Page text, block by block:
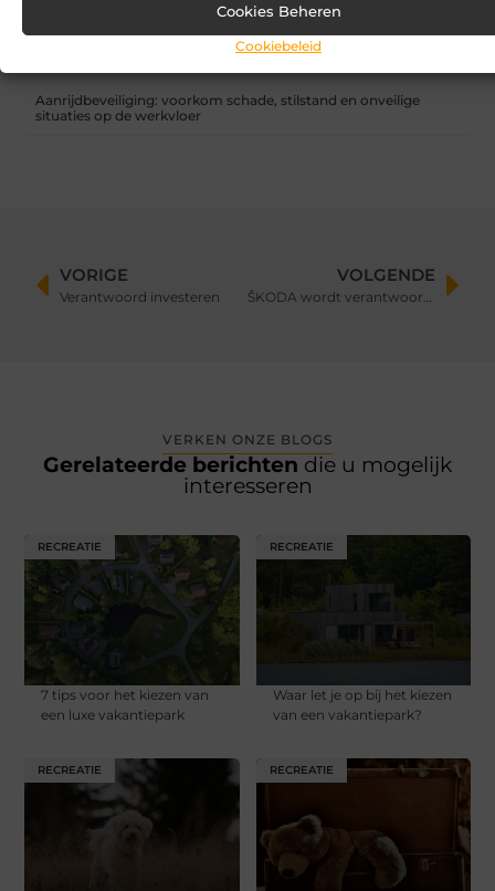
Cookies Beheren
Cookiebeleid
Zandbak schoon en diervriendelijk houden
Vind de perfecte garage in Eerbeek
Aanrijdbeveiliging: voorkom schade, stilstand en onveilige
situaties op de werkvloer
VORIGE
Verantwoord investeren
VOLGENDE
ŠKODA wordt verantwoordelijk voor de doorontwikkeling van het bestaande MQB-A0 Platform
VERKEN ONZE BLOGS
Gerelateerde berichten die u mogelijk
interesseren
RECREATIE
7 tips voor het kiezen van
een luxe vakantiepark
RECREATIE
Waar let je op bij het kiezen
van een vakantiepark?
RECREATIE RECREATIE